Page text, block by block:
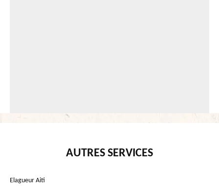
AUTRES SERVICES
Elagueur Aiti